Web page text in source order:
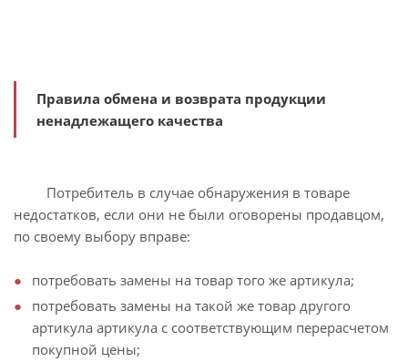
Правила обмена и возврата продукции
ненадлежащего качества
Потребитель в случае обнаружения в товаре
недостатков, если они не были оговорены продавцом,
по своему выбору вправе:
потребовать замены на товар того же артикула;
потребовать замены на такой же товар другого
артикула артикула с соответствующим перерасчетом
покупной цены;